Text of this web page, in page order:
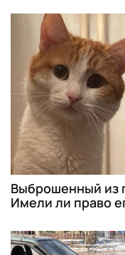
Выброшенный из
Имели ли право